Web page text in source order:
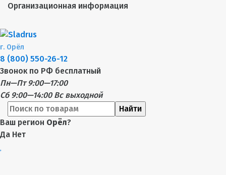
Организационная информация
г. Орёл
8 (800) 550-26-12
Звонок по РФ бесплатный
Пн—Пт 9:00—17:00
Сб 9:00—14:00 Вс выходной
Найти
Ваш регион Орёл?
Да Нет